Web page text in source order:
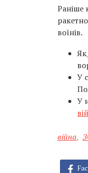
Раніше
воїнів.
Як
У
У
війна,